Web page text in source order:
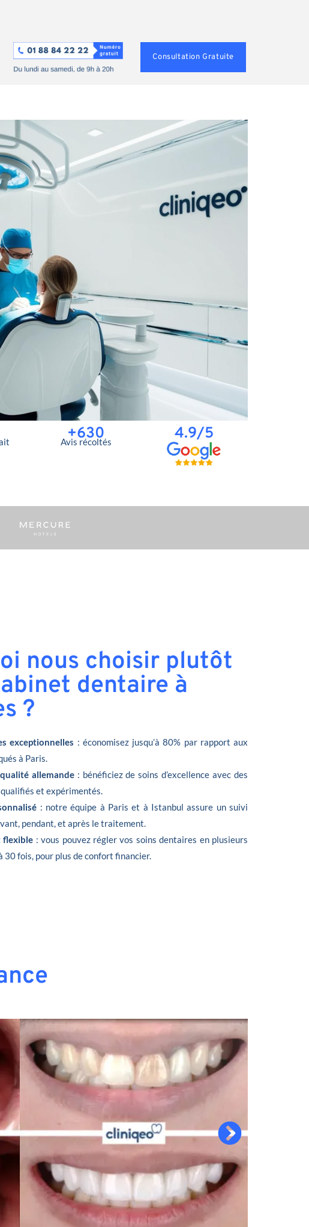
Consultation Gratuite
+630
Avis récoltés 4.9/5
nous choisir plutôt
dentaire à
?
exceptionnelles : économisez jusqu’à 80% par rapport aux
à Paris.
allemande: bénéficiez de soins d’excellence avec des
et expérimentés.
: notre équipe à Paris et à Istanbul assure un suivi
pendant, et après le traitement.
flexible : vous pouvez régler vos soins dentaires en plusieurs
30 fois, pour plus de confort financier.